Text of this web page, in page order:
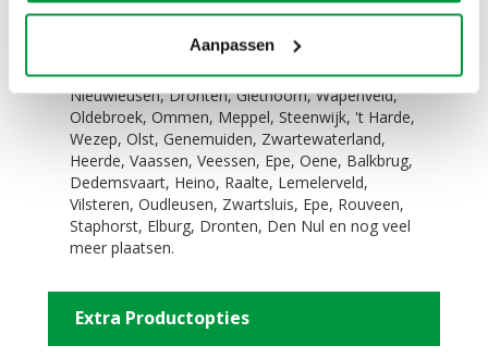
Aanpassen
te halen. Het is ook mogelijk om dit product te
Niet alleen in Zwolle in de verhuur, maar ook in
Hattem, Hasselt, Dalfsen, Kampen, Wijhe,
Nieuwleusen, Dronten, Giethoorn, Wapenveld,
Oldebroek, Ommen, Meppel, Steenwijk, 't Harde,
Wezep, Olst, Genemuiden, Zwartewaterland,
Heerde, Vaassen, Veessen, Epe, Oene, Balkbrug,
Dedemsvaart, Heino, Raalte, Lemelerveld,
Vilsteren, Oudleusen, Zwartsluis, Epe, Rouveen,
Staphorst, Elburg, Dronten, Den Nul en nog veel
meer plaatsen.
Extra Productopties